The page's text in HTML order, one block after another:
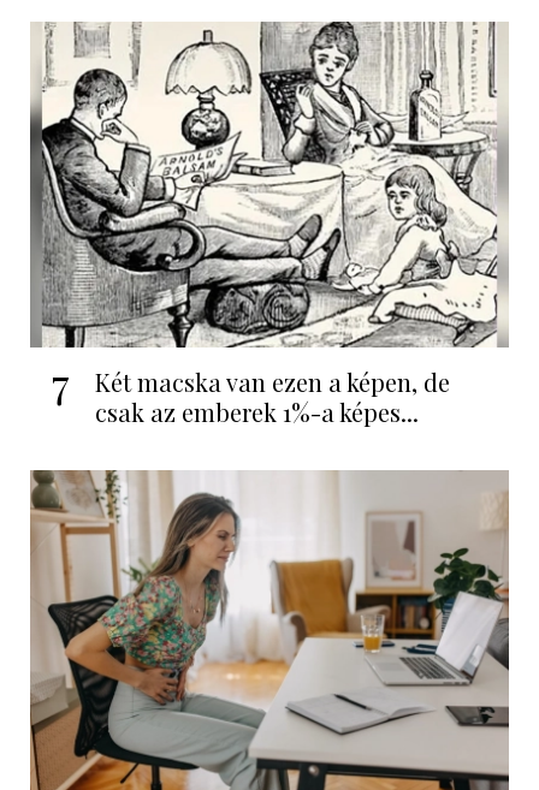
7
Két macska van ezen a képen, de
csak az emberek 1%-a képes...